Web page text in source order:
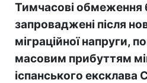
Тимчасові обмеження
запроваджені після
міграційної напруги,
масовим прибуттям
іспанського ексклава